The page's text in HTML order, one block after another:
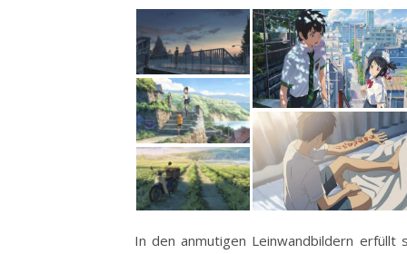
In den anmutigen Leinwandbildern erfüllt